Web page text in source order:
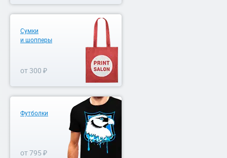
Сумки
и шопперы
от 300 ₽
Футболки
от 795 ₽